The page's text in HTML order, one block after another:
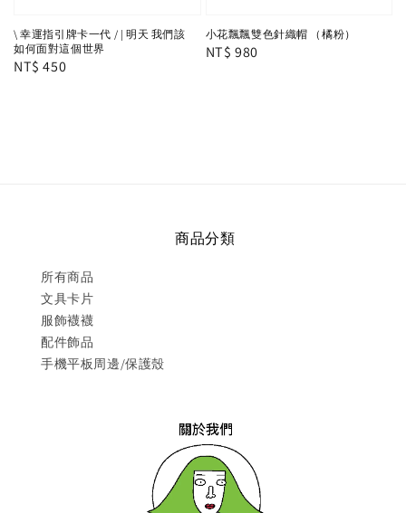
\ 幸運指引牌卡一代 / | 明天 我們該
如何面對這個世界
Regular
NT$ 450
小花飄飄雙色針織帽 （橘粉）
Regular
NT$ 980
商品分類
所有商品
文具卡片
服飾襪襪
配件飾品
手機平板周邊/保護殼